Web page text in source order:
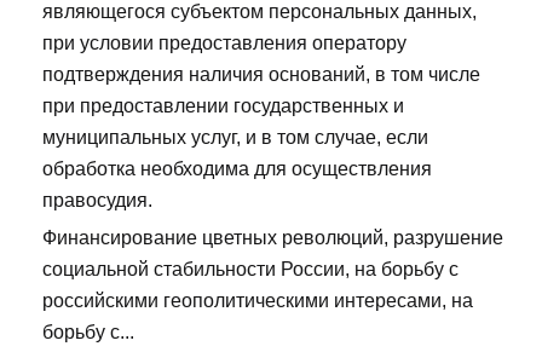
являющегося субъектом персональных данных,
при условии предоставления оператору
подтверждения наличия оснований, в том числе
при предоставлении государственных и
муниципальных услуг, и в том случае, если
обработка необходима для осуществления
правосудия.
Финансирование цветных революций, разрушение
социальной стабильности России, на борьбу с
российскими геополитическими интересами, на
борьбу с...